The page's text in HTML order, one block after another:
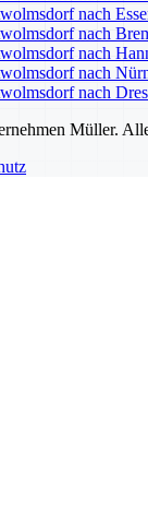
nach
nach
nach
nach
nach
Müller.